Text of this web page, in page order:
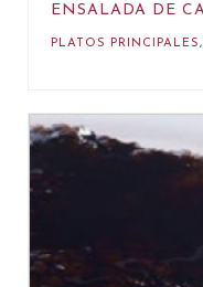
ENSALADA DE
PLATOS PRINCIPALES,